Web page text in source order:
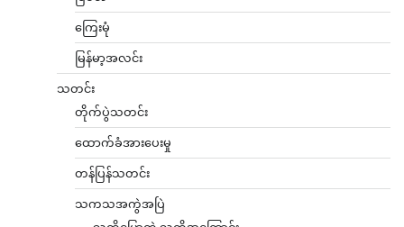
ကြေးမုံ
မြန်မာ့အလင်း
သတင်း
တိုက်ပွဲသတင်း
ထောက်ခံအားပေးမှု
တန်ပြန်သတင်း
သကသအကွဲအပြဲ